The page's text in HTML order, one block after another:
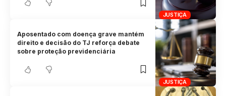
JUSTIÇA
JUSTIÇA
Aposentado com doença grave mantém
direito e decisão do TJ reforça debate
sobre proteção previdenciária